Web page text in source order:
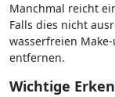
Manchmal reicht
Falls dies nicht
wasserfreien
entfernen.
Wichtige